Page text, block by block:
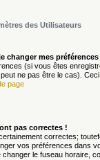
des Utilisateurs
changer mes préférences
(si vous êtes
ne pas être le cas).
page
pas correctes !
correctes;
vos préférences dans
changer le fuseau horaire,